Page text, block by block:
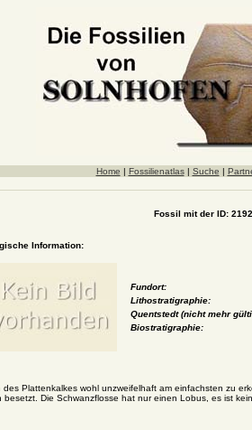
Home | Fossilienatlas| Suche |
Fossil mit der ID:
Information:
Fundort:
Lithostratigraphie:
Quentstedt (nicht mehr
Biostratigraphie:
Plattenkalkes wohl unzweifelhaft am einfachsten zu
Die Schwanzflosse hat nur einen Lobus, es ist